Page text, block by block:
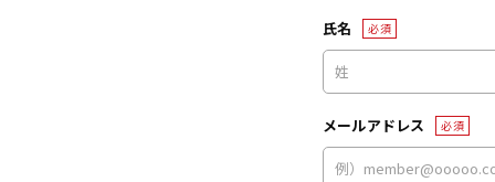
氏名 必須
メールアドレス 必須